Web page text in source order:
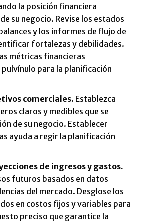
la posición financiera
su negocio. Revise los estados
y los informes de flujo de
fortalezas y debilidades.
métricas financieras
para la planificación
comerciales. Establezca
claros y medibles que se
de su negocio. Establecer
ayuda a regir la planificación
de ingresos y gastos.
futuros basados en datos
del mercado. Desglose los
en costos fijos y variables para
preciso que garantice la